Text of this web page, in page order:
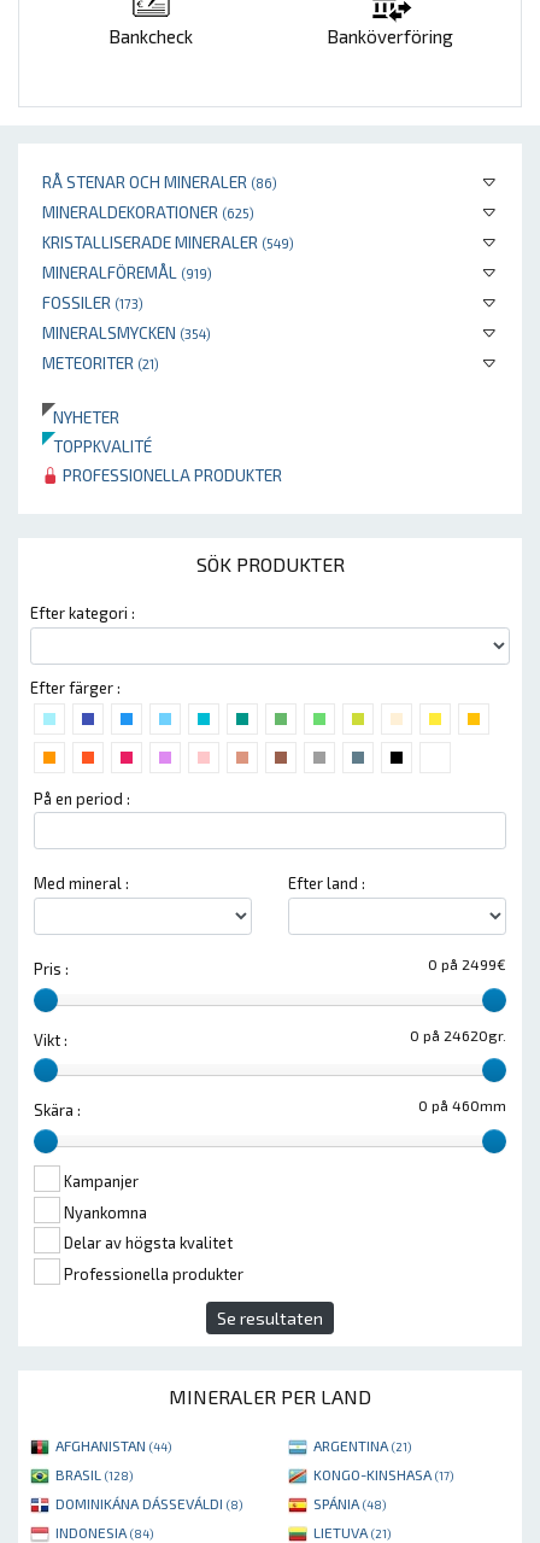
RÅ STENAR OCH MINERALER (86)
MINERALDEKORATIONER (625)
KRISTALLISERADE MINERALER (549)
MINERALFÖREMÅL (919)
FOSSILER (173)
MINERALSMYCKEN (354)
METEORITER (21)
NYHETER
TOPPKVALITÉ
PROFESSIONELLA PRODUKTER
SÖK PRODUKTER
Efter kategori :
Efter färger :
På en period :
Med mineral : Efter land :
0 på 2499€
Pris :
0 på 24620gr.
Vikt :
0 på 460mm
Skära :
Kampanjer
Nyankomna
Delar av högsta kvalitet
Professionella produkter
Se resultaten
MINERALER PER LAND
AFGHANISTAN (44) ARGENTINA (21)
BRASIL (128) KONGO-KINSHASA (17)
DOMINIKÁNA DÁSSEVÁLDI (8) SPÁNIA (48)
INDONESIA (84) LIETUVA (21)
Bankcheck Banköverföring